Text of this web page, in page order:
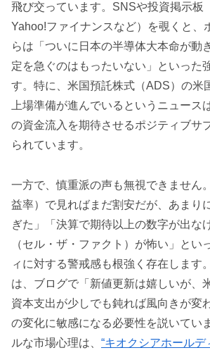
飛び交っています。SNSや投資掲示板
Yahoo!ファイナンスなど）を覗くと、
らは「ついに日本の半導体大本命が動
定を急ぐのはもったいない」といった
す。特に、米国預託株式（ADS）の米
上場準備が進んでいるというニュース
の資金流入を期待させるポジティブサ
られています。
一方で、慎重派の声も無視できません
益率）で見ればまだ割安だが、あまり
ぎた」「決算で期待以上の数字が出な
（セル・ザ・ファクト）が怖い」とい
ィに対する警戒感も根強く存在します
は、ブログで「新値更新は嬉しいが、
資本支出が少しでも鈍れば風向きが変
の変化に敏感になる必要性を説いてい
ルな市場心理は、 “キオクシアホール